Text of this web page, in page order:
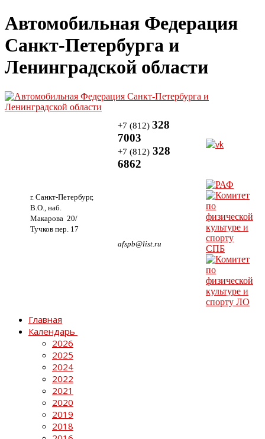
Автомобильная Федерация
Санкт-Петербурга и
Ленинградской области
г. Санкт-Петербург,
В.О., наб.
Макарова 20/
Тучков пер. 17
+7 (812) 328
7003
+7 (812) 328
6862
afspb@list.ru
Главная
Календарь
2026
2025
2024
2022
2021
2020
2019
2018